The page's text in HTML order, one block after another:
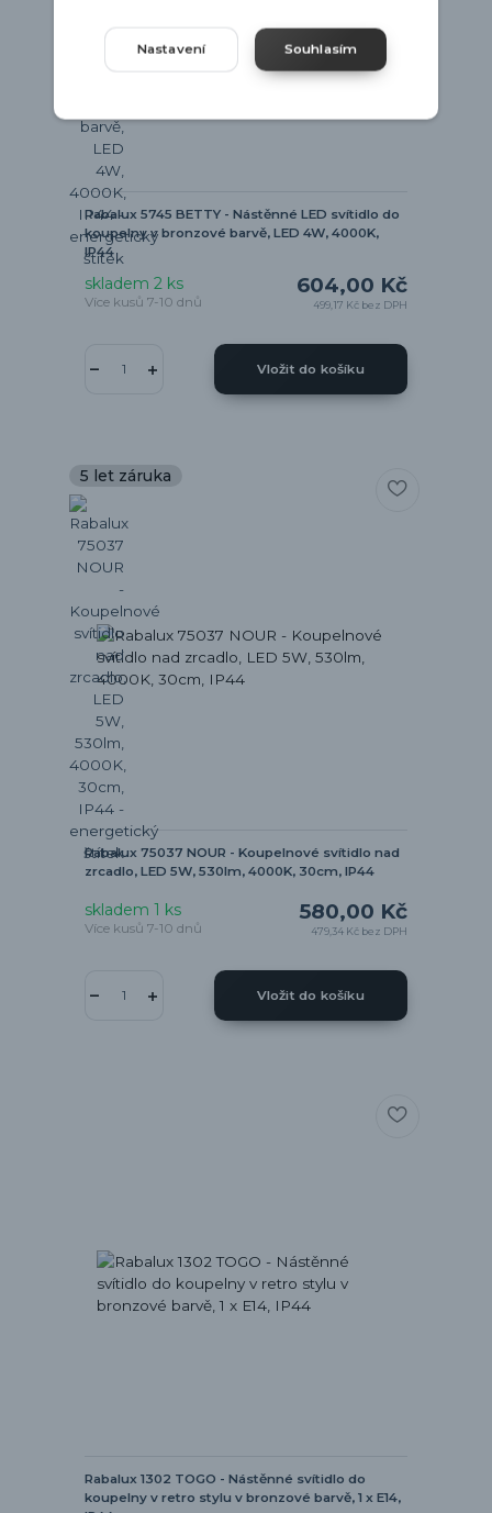
Rabalux 5745 BETTY - Nástěnné LED svítidlo do
koupelny v bronzové barvě, LED 4W, 4000K,
IP44
604,00 Kč
499,17 Kč bez DPH
skladem 2 ks
Více kusů 7-10 dnů
Vložit do košíku
5 let záruka
Rabalux 75037 NOUR - Koupelnové svítidlo nad
zrcadlo, LED 5W, 530lm, 4000K, 30cm, IP44
580,00 Kč
479,34 Kč bez DPH
skladem 1 ks
Více kusů 7-10 dnů
Vložit do košíku
Rabalux 1302 TOGO - Nástěnné svítidlo do
koupelny v retro stylu v bronzové barvě, 1 x E14,
Nastavení Souhlasím